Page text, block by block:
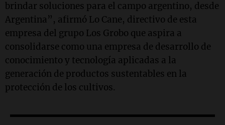
brindar soluciones para el campo argentino, desde
Argentina”, afirmó Lo Cane, directivo de esta
empresa del grupo Los Grobo que aspira a
consolidarse como una empresa de desarrollo de
conocimiento y tecnología aplicadas a la
generación de productos sustentables en la
protección de los cultivos.